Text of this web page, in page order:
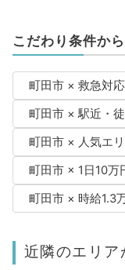
こだわり条件か
町田市 × 救急対
町田市 × 駅近・
町田市 × 人気エ
町田市 × 1日10万
町田市 × 時給1.3
近隣のエリア